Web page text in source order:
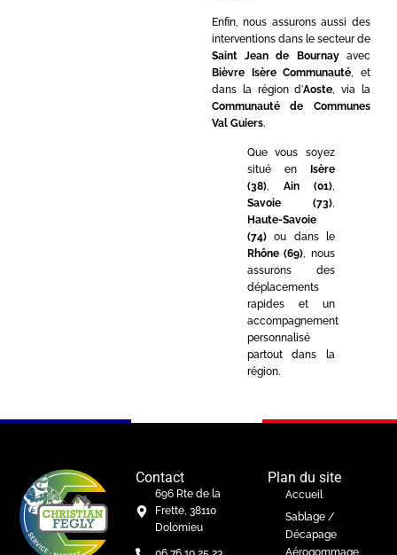
Enfin, nous assurons aussi des
interventions dans le secteur de
Saint Jean de Bournayavec
Bièvre Isère Communauté , et
dans la région d’Aoste , via la
Communauté de Communes
Val Guiers.
Que vous soyez
situé en
Isère
(38), Ain (01),
Savoie (73),
Haute-Savoie
(74)ou dans le
Rhône (69), nous
assurons des
déplacements
rapides et un
accompagnement
personnalisé
partout dans la
région.
Contact
696 Rte de la
Frette, 38110
Dolomieu
Plan du site
Accueil
Sablage /
Décapage